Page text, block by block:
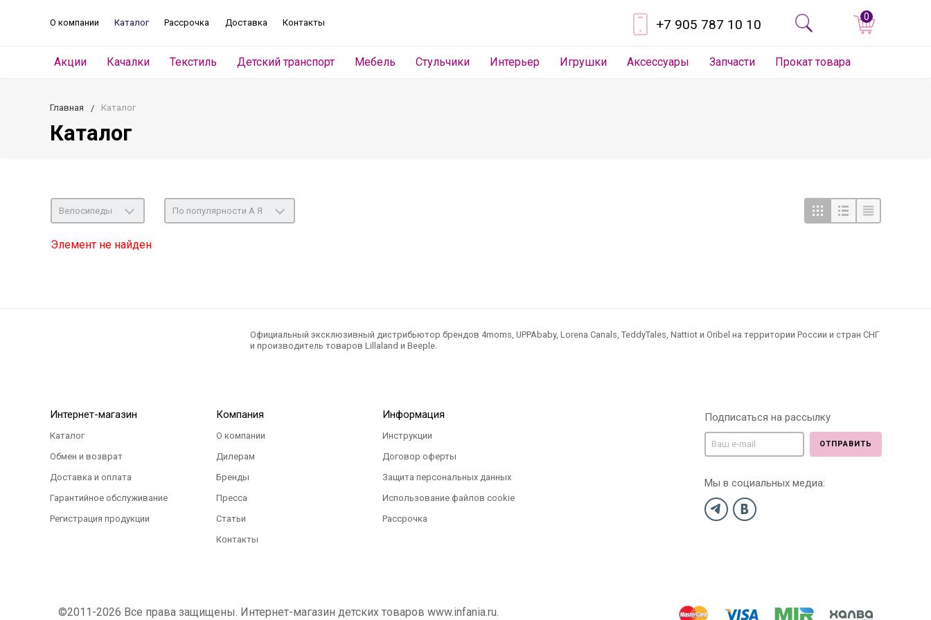
О компании Каталог Рассрочка Доставка Контакты +7 905 787 10 10 0
Акции Качалки Текстиль Детский транспорт Мебель Стульчики Интерьер Игрушки Аксессуары Запчасти Прокат товара
Главная Каталог
Каталог
Велосипеды По популярности А Я
Элемент не найден
Официальный эксклюзивный дистрибьютор брендов 4moms, UPPAbaby, Lorena Canals, TeddyTales, Nattiot и Oribel на территории России и стран СНГ
и производитель товаров Lillaland и Beeple.
Интернет-магазин
Каталог
Обмен и возврат
Доставка и оплата
Гарантийное обслуживание
Регистрация продукции
Компания
О компании
Дилерам
Бренды
Пресса
Статьи
Контакты
Информация
Инструкции
Договор оферты
Защита персональных данных
Использование файлов cookie
Рассрочка
Подписаться на рассылку
ОТПРАВИТЬ
Мы в социальных медиа:
©2011-2026 Все права защищены. Интернет-магазин детских товаров www.infania.ru.